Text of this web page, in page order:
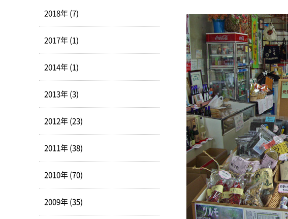
2018年 (7)
2017年 (1)
2014年 (1)
2013年 (3)
2012年 (23)
2011年 (38)
2010年 (70)
2009年 (35)